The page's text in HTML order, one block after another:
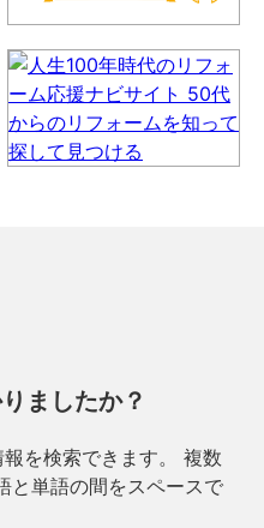
ましたか？
を検索できます。 複数
と単語の間をスペースで